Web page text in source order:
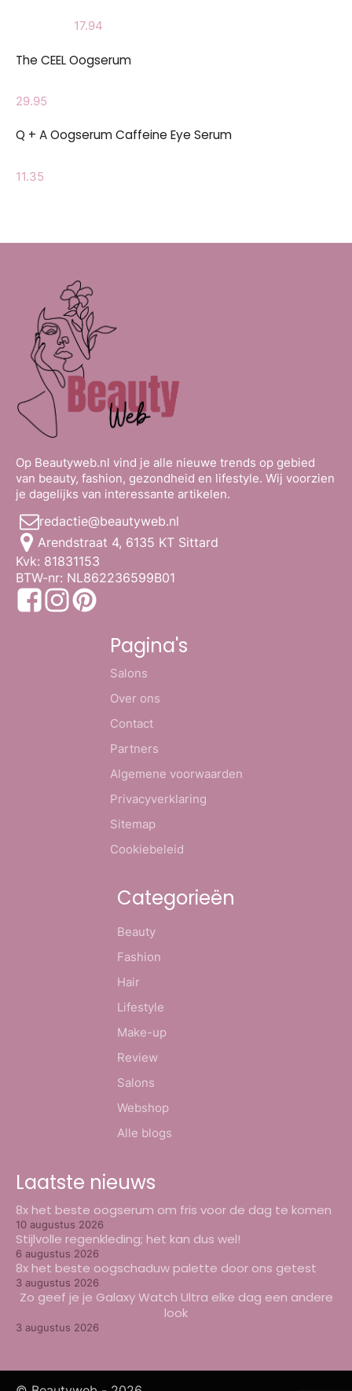
17.94
The CEEL Oogserum
29.95
Q + A Oogserum Caffeine Eye Serum
11.35
Op Beautyweb.nl vind je alle nieuwe trends op gebied
van beauty, fashion, gezondheid en lifestyle. Wij voorzien
je dagelijks van interessante artikelen.
redactie@beautyweb.nl
Arendstraat 4, 6135 KT Sittard
Kvk: 81831153
BTW-nr: NL862236599B01
Pagina's
Salons
Over ons
Contact
Partners
Algemene voorwaarden
Privacyverklaring
Sitemap
Cookiebeleid
Categorieën
Beauty
Fashion
Hair
Lifestyle
Make-up
Review
Salons
Webshop
Alle blogs
Laatste nieuws
8x het beste oogserum om fris voor de dag te komen
10 augustus 2026
Stijlvolle regenkleding; het kan dus wel!
6 augustus 2026
8x het beste oogschaduw palette door ons getest
3 augustus 2026
Zo geef je je Galaxy Watch Ultra elke dag een andere
look
3 augustus 2026